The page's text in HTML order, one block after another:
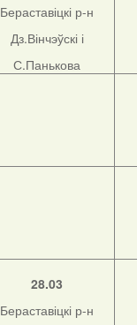
Бераставіцкі р-н
Дз.Вінчэўскі і
С.Панькова
28.03
Бераставіцкі р-н